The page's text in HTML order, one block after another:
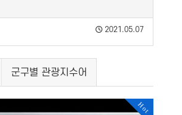
2021.05.07
군구별 관광지수어
Hot